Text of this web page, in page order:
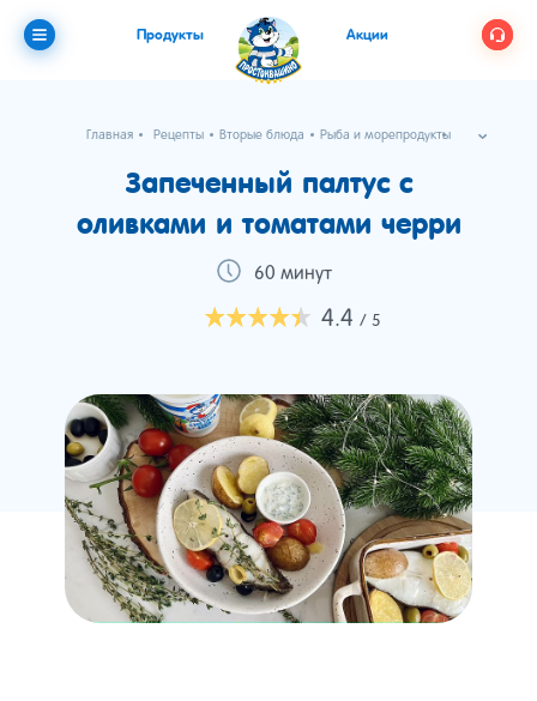
Продукты Акции
Главная Рецепты Вторые блюда
Рыба и морепродукты
Запеченный палтус с
оливками и томатами черри
60 минут
4.4 / 5